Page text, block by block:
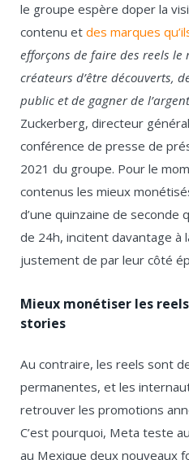
le groupe espère doper la
contenu et des marques
efforçons de faire des reels le
créateurs d’être découverts,
public et de gagner de
Zuckerberg, directeur
conférence de presse de
2021 du groupe. Pour le
contenus les mieux
d’une quinzaine de seconde
de 24h, incitent davantage à
justement de par leur côté
Mieux monétiser les
stories
Au contraire, les reels sont
permanentes, et les
retrouver les promotions
C’est pourquoi, Meta teste
au Mexique deux nouveaux